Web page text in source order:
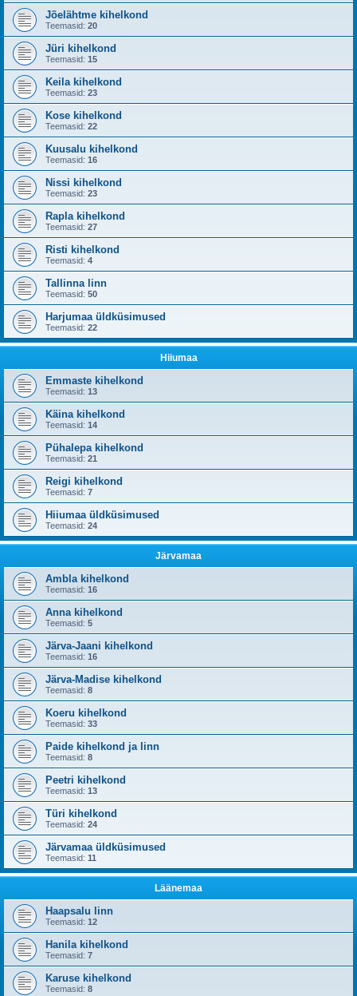
Jõelähtme kihelkond
Teemasid: 20
Jüri kihelkond
Teemasid: 15
Keila kihelkond
Teemasid: 23
Kose kihelkond
Teemasid: 22
Kuusalu kihelkond
Teemasid: 16
Nissi kihelkond
Teemasid: 23
Rapla kihelkond
Teemasid: 27
Risti kihelkond
Teemasid: 4
Tallinna linn
Teemasid: 50
Harjumaa üldküsimused
Teemasid: 22
Hiiumaa
Emmaste kihelkond
Teemasid: 13
Käina kihelkond
Teemasid: 14
Pühalepa kihelkond
Teemasid: 21
Reigi kihelkond
Teemasid: 7
Hiiumaa üldküsimused
Teemasid: 24
Järvamaa
Ambla kihelkond
Teemasid: 16
Anna kihelkond
Teemasid: 5
Järva-Jaani kihelkond
Teemasid: 16
Järva-Madise kihelkond
Teemasid: 8
Koeru kihelkond
Teemasid: 33
Paide kihelkond ja linn
Teemasid: 8
Peetri kihelkond
Teemasid: 13
Türi kihelkond
Teemasid: 24
Järvamaa üldküsimused
Teemasid: 11
Läänemaa
Haapsalu linn
Teemasid: 12
Hanila kihelkond
Teemasid: 7
Karuse kihelkond
Teemasid: 8